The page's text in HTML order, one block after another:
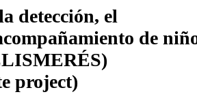
detección, el
de
project)